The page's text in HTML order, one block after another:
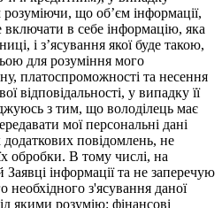
що об’єм інформації,
включати в себе інформацію, яка
і з’ясування якої буде такою,
для розуміння мого
платоспроможності та несення
відповідальності, у випадку її
з тим, що володілець має
мої персональні дані
додаткових повідомлень, не
обробки. В тому числі, на
Заявці інформації та не заперечую
з'ясування даної
якими розумію: фінансові